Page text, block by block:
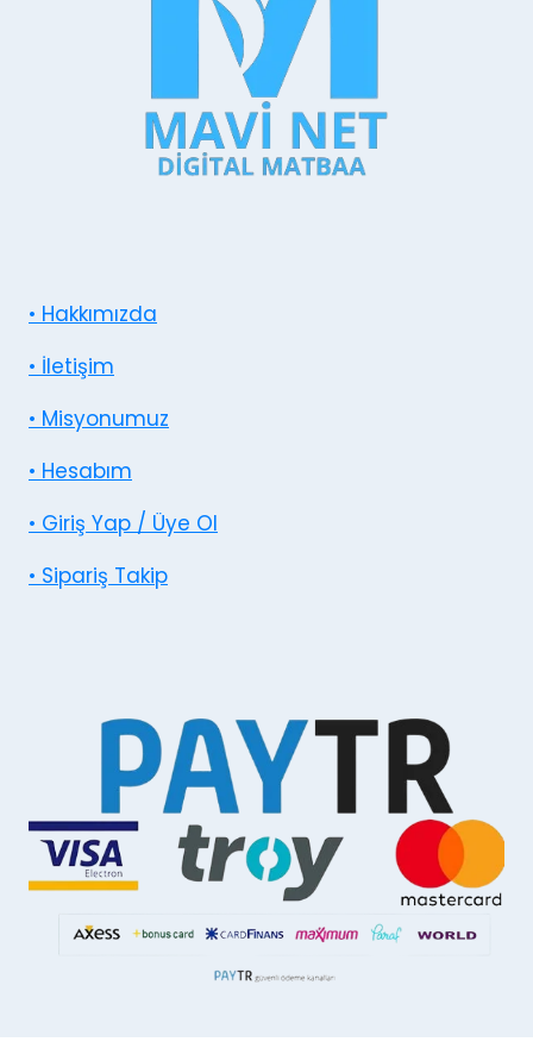
• Hakkımızda
• İletişim
• Misyonumuz
• Hesabım
• Giriş Yap / Üye Ol
• Sipariş Takip